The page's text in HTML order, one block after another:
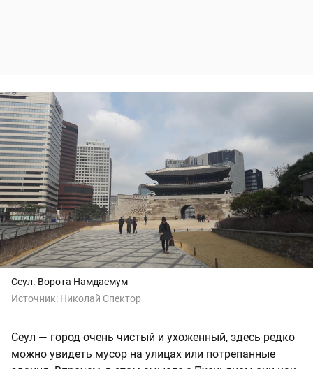
Сеул. Ворота Намдаемум
Источник: Николай Спектор
Сеул — город очень чистый и ухоженный, здесь редко
можно увидеть мусор на улицах или потрепанные